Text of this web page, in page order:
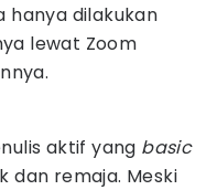
hanya dilakukan
lewat Zoom
aktif yang basic
dan remaja. Meski